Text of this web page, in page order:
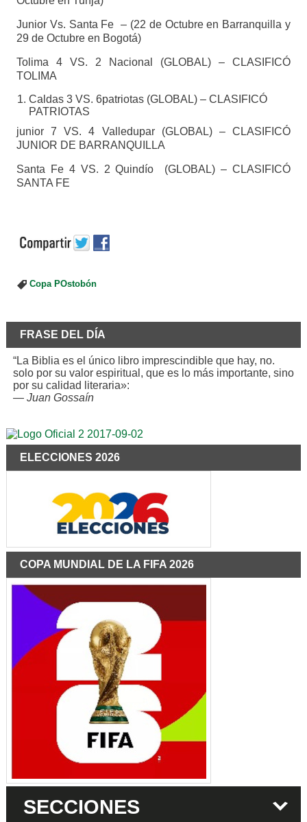
Junior Vs. Santa Fe – (22 de Octubre en Barranquilla y
29 de Octubre en Bogotá)
Tolima 4 VS. 2 Nacional (GLOBAL) – CLASIFICÓ
TOLIMA
Caldas 3 VS. 6patriotas (GLOBAL) – CLASIFICÓ
PATRIOTAS
junior 7 VS. 4 Valledupar (GLOBAL) – CLASIFICÓ
JUNIOR DE BARRANQUILLA
Santa Fe 4 VS. 2 Quindío (GLOBAL) – CLASIFICÓ
SANTA FE
Copa POstobón
FRASE DEL DÍA
“La Biblia es el único libro imprescindible que hay, no.
solo por su valor espiritual, que es lo más importante, sino
por su calidad literaria»:
— Juan Gossaín
ELECCIONES 2026
COPA MUNDIAL DE LA FIFA 2026
SECCIONES